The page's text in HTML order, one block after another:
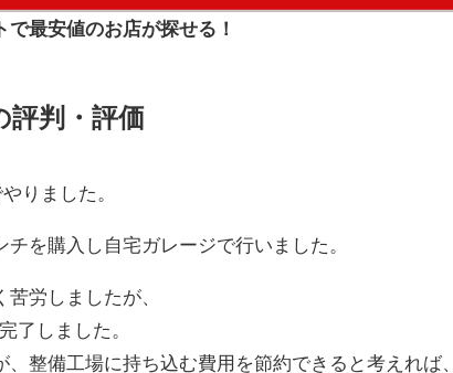
最安値のお店が探せる！
評判・評価
りました。
を購入し自宅ガレージで行いました。
労しましたが、
了しました。
整備工場に持ち込む費用を節約できると考えれば、